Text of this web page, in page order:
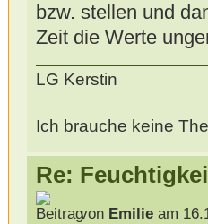
bzw. stellen und
Zeit die Werte
LG Kerstin
Ich brauche keine
Re:
von Emilieam